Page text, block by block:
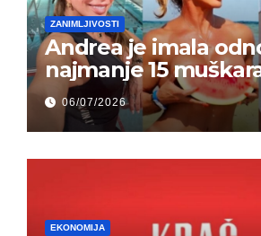
ZANIMLJIVOSTI
Andrea je imala
najmanje 15
odjednom –
rekao…“ (FOTO)
06/07/2026
EKONOMIJA